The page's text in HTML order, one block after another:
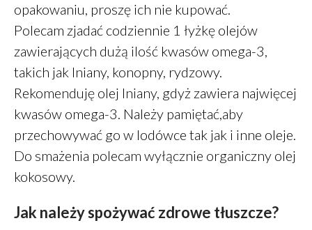
opakowaniu, proszę ich nie kupować.
Polecam zjadać codziennie 1 łyżkę olejów
zawierających dużą ilość kwasów omega-3,
takich jak lniany, konopny, rydzowy.
Rekomenduję olej lniany, gdyż zawiera najwięcej
kwasów omega-3. Należy pamiętać,aby
przechowywać go w lodówce tak jak i inne oleje.
Do smażenia polecam wyłącznie organiczny olej
kokosowy.
Jak należy spożywać zdrowe tłuszcze?